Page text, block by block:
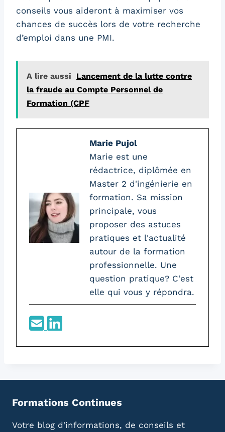
conseils vous aideront à maximiser vos
chances de succès lors de votre recherche
d’emploi dans une PMI.
A lire aussi
Lancement de la lutte contre
la fraude au Compte Personnel de
Formation (CPF
Marie Pujol
Marie est une
rédactrice, diplômée en
Master 2 d'ingénierie en
formation. Sa mission
principale, vous
proposer des astuces
pratiques et l'actualité
autour de la formation
professionnelle. Une
question pratique? C'est
elle qui vous y répondra.
Formations Continues
Votre blog d'informations, de conseils et